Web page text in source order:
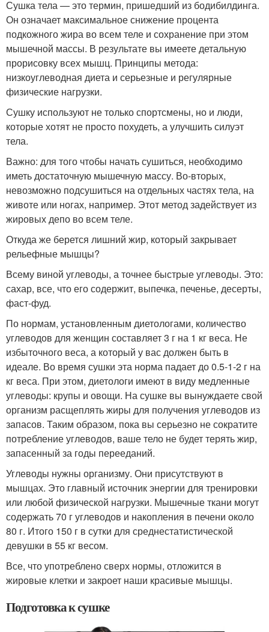
Сушка тела — это термин, пришедший из бодибилдинга.
Он означает максимальное снижение процента
подкожного жира во всем теле и сохранение при этом
мышечной массы. В результате вы имеете детальную
прорисовку всех мышц. Принципы метода:
низкоуглеводная диета и серьезные и регулярные
физические нагрузки.
Сушку используют не только спортсмены, но и люди,
которые хотят не просто похудеть, а улучшить силуэт
тела.
Важно: для того чтобы начать сушиться, необходимо
иметь достаточную мышечную массу. Во-вторых,
невозможно подсушиться на отдельных частях тела, на
животе или ногах, например. Этот метод задействует из
жировых депо во всем теле.
Откуда же берется лишний жир, который закрывает
рельефные мышцы?
Всему виной углеводы, а точнее быстрые углеводы. Это:
сахар, все, что его содержит, выпечка, печенье, десерты,
фаст-фуд.
По нормам, установленным диетологами, количество
углеводов для женщин составляет 3 г на 1 кг веса. Не
избыточного веса, а который у вас должен быть в
идеале. Во время сушки эта норма падает до 0.5-1-2 г на
кг веса. При этом, диетологи имеют в виду медленные
углеводы: крупы и овощи. На сушке вы вынуждаете свой
организм расщеплять жиры для получения углеводов из
запасов. Таким образом, пока вы серьезно не сократите
потребление углеводов, ваше тело не будет терять жир,
запасенный за годы перееданий.
Углеводы нужны организму. Они присутствуют в
мышцах. Это главный источник энергии для тренировки
или любой физической нагрузки. Мышечные ткани могут
содержать 70 г углеводов и накопления в печени около
80 г. Итого 150 г в сутки для среднестатистической
девушки в 55 кг весом.
Все, что употреблено сверх нормы, отложится в
жировые клетки и закроет наши красивые мышцы.
Подготовка к сушке